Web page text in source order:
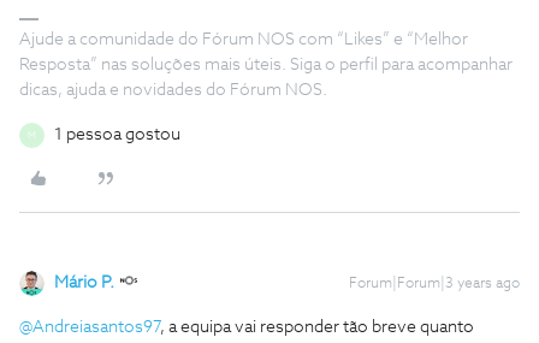
Ajude a comunidade do Fórum NOS com “Likes” e “Melhor
Resposta” nas soluções mais úteis. Siga o perfil para acompanhar
dicas, ajuda e novidades do Fórum NOS.
M 1 pessoa gostou
Mário P. Forum|Forum|3 years ago
@Andreiasantos97, a equipa vai responder tão breve quanto